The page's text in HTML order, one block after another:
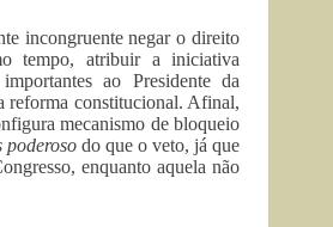
incongruente negar o direito
tempo, atribuir a iniciativa
ao Presidente da
reforma constitucional. Afinal,
mecanismo de bloqueio
poderoso do que o veto, já que
enquanto aquela não